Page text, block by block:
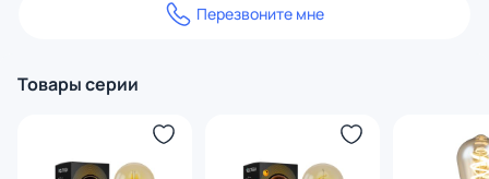
Перезвоните мне
Товары серии